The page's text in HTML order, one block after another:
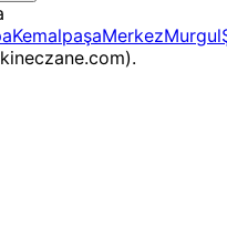
KemalpaşaMerkezMurgul